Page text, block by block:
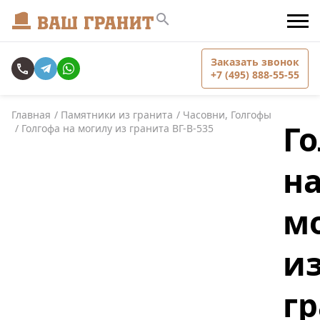
Заказать звонок
+7 (495) 888-55-55
Главная Памятники из гранита
Часовни, Голгофы
Голгофа на могилу из гранита ВГ-В-535